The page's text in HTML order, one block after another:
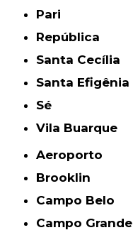
Pari
República
Santa Cecília
Santa Efigênia
Sé
Vila Buarque
Aeroporto
Brooklin
Campo Belo
Campo Grande